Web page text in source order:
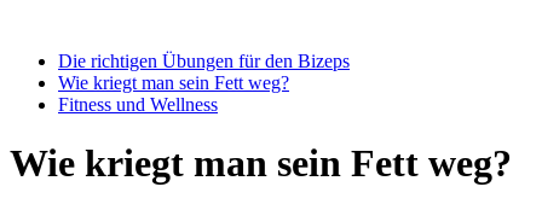
Die richtigen Übungen für den Bizeps
Wie kriegt man sein Fett weg?
Fitness und Wellness
Wie kriegt man sein Fett weg?